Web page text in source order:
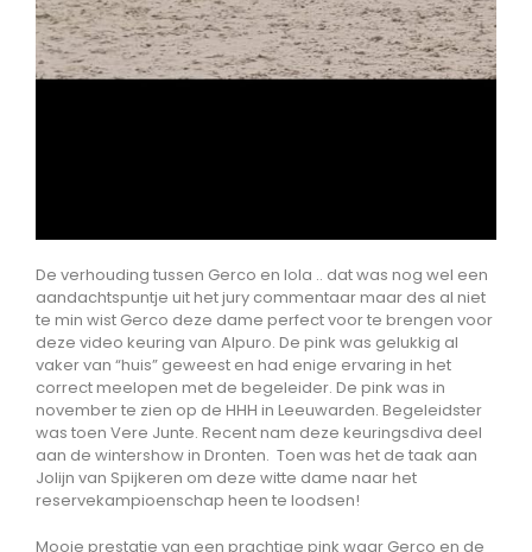
De verhouding tussen Gerco en lola .. dat was nog wel een
aandachtspuntje uit het jury commentaar maar des al niet
te min wist Gerco deze dame perfect voor te brengen voor
deze video keuring van Alpuro. De pink was gelukkig al
vaker van “huis” geweest en had enige ervaring in het
correct meelopen met de begeleider. De pink was in
november te zien op de HHH in Leeuwarden. Begeleidster
was toen Vere Junte. Recent nam deze keuringsdiva deel
aan de wintershow in Dronten. Toen was het de taak aan
Jolijn van Spijkeren om deze witte dame naar het
reservekampioenschap heen te loodsen!
Mooie prestatie van een prachtige pink waar Gerco en de